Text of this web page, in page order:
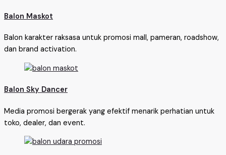
Balon Maskot
Balon karakter raksasa untuk promosi mall, pameran, roadshow,
dan brand activation.
Balon Sky Dancer
Media promosi bergerak yang efektif menarik perhatian untuk
toko, dealer, dan event.